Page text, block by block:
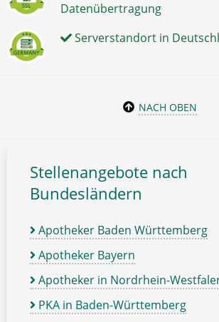
Datenübertragung
Serverstandort in
NACH OBEN
Stellenangebote nach
Bundesländern
Apotheker Baden Württemberg
Apotheker Bayern
Apotheker in Nordrhein-
PKA in Baden-Württemberg